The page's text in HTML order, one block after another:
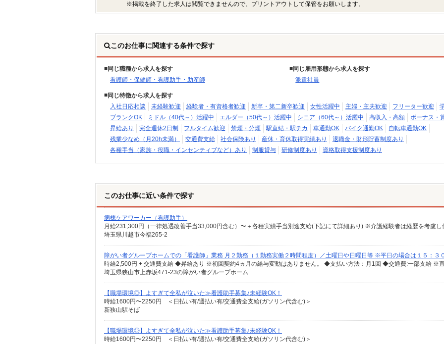
※掲載を終了した求人は閲覧できませんので、プリントアウトして保管をお願いします。
このお仕事に関連する条件で探す
同じ職種から求人を探す
看護師・保健師・看護助手・助産師
同じ雇用形態から求人を探す
派遣社員
同じ特徴から求人を探す
入社日応相談
未経験歓迎 経験者・有資格者歓迎 新卒・第二新卒歓迎 女性活躍中 主婦・主夫歓迎 フリーター歓迎
ブランクOK
ミドル（40代～）活躍中 エルダー（50代～）活躍中 シニア（60代～）活躍中 高収入・高額
ボーナス・
昇給あり
完全週休2日制 フルタイム歓迎 禁煙・分煙 駅直結・駅チカ 車通勤OK バイク通勤OK
自転車通勤OK
残業少なめ（月20h未満）
交通費支給 社会保険あり 産休・育休取得実績あり
退職金・財形貯蓄制度あり
各種手当（家族・役職・インセンティブなど）あり
制服貸与 研修制度あり 資格取得支援制度あり
このお仕事に近い条件で探す
病棟ケアワーカー（看護助手）
埼玉県川越市今福265-2
障がい者グループホームでの「看護師」業務 月２勤務（１勤務実働２時間程度）／土曜日や日曜日等 ※平日の場合は１５：３
埼玉県狭山市上赤坂471-23の障がい者グループホーム
【職場環境◎】よすぎて全私が泣いた≫看護助手募集♪未経験OK！
時給1600円〜2250円 ＜日払い有/週払い有/交通費全支給(ガソリン代含む)＞
新狭山駅そば
【職場環境◎】よすぎて全私が泣いた≫看護助手募集♪未経験OK！
時給1600円〜2250円 ＜日払い有/週払い有/交通費全支給(ガソリン代含む)＞